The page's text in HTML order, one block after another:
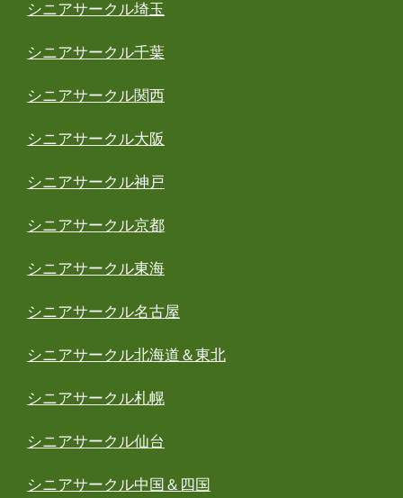
シニアサークル埼玉
シニアサークル千葉
シニアサークル関西
シニアサークル大阪
シニアサークル神戸
シニアサークル京都
シニアサークル東海
シニアサークル名古屋
シニアサークル北海道＆東北
シニアサークル札幌
シニアサークル仙台
シニアサークル中国＆四国